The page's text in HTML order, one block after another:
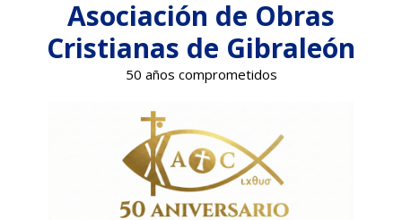
contenido
Asociación de Obras
Cristianas de Gibraleón
50 años comprometidos